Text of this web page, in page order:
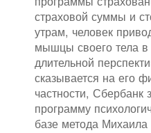
страховой суммы и
утрам, человек
мышцы своего тела в
длительной
сказывается на его
частности, Сбербанк
программу
базе метода Михаила